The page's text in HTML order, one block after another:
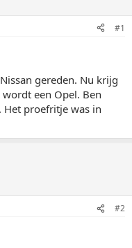
#1
gereden. Nu krijg
een Opel. Ben
Het proefritje was in
#2